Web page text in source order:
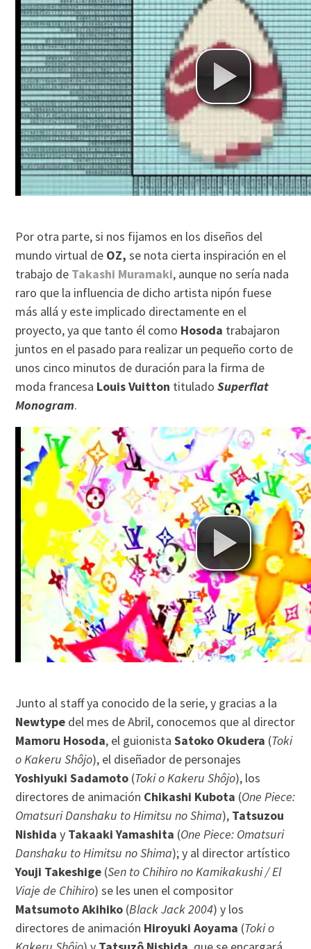
Por otra parte, si nos fijamos en los diseños del
mundo virtual de OZ, se nota cierta inspiración en el
trabajo de Takashi Muramaki, aunque no sería nada
raro que la influencia de dicho artista nipón fuese
más allá y este implicado directamente en el
proyecto, ya que tanto él como Hosoda trabajaron
juntos en el pasado para realizar un pequeño corto de
unos cinco minutos de duración para la firma de
moda francesa Louis Vuitton tituladoSuperflat
Monogram.
Junto al staff ya conocido de la serie, y gracias a la
Newtype del mes de Abril, conocemos que al director
Mamoru Hosoda, el guionistaSatoko Okudera (Toki
o Kakeru Shôjo), el diseñador de personajes
Yoshiyuki Sadamoto (Toki o Kakeru Shôjo), los
directores de animación Chikashi Kubota (One Piece:
Omatsuri Danshaku to Himitsu no Shima), Tatsuzou
Nishida y Takaaki Yamashita (One Piece: Omatsuri
Danshaku to Himitsu no Shima); y al director artístico
Youji Takeshige (Sen to Chihiro no Kamikakushi / El
Viaje de Chihiro) se les unen el compositor
Matsumoto Akihiko (Black Jack 2004) y los
directores de animación Hiroyuki Aoyama (Toki o